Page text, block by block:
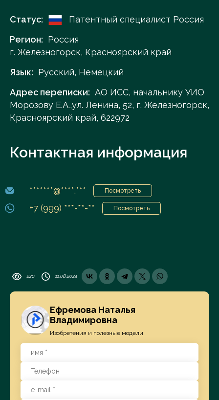
Статус:
Патентный специалист Россия
Регион: Россия
г. Железногорск, Красноярский край
Язык: Русский, Немецкий
Адрес переписки: АО ИСС, начальнику УИО
Морозову Е.А.,ул. Ленина, 52, г. Железногорск,
Красноярский край, 622972
Контактная информация
*******@****.*** Посмотреть
+7 (999) ***-**-** Посмотреть
220 11.08.2024
Ефремова Наталья
Владимировна
Изобретения и полезные модели